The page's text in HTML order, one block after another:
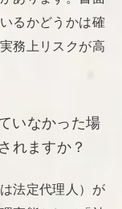
るかどうかは確
務上リスクが高
いなかった場
れますか？
法定代理人）が